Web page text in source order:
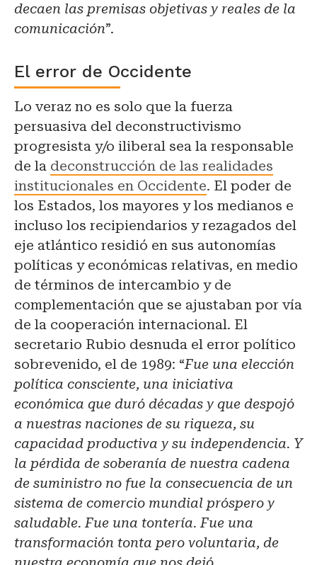
decaen las premisas objetivas y reales de la
comunicación”.
El error de Occidente
Lo veraz no es solo que la fuerza
persuasiva del deconstructivismo
progresista y/o iliberal sea la responsable
de la deconstrucción de las realidades
institucionales en Occidente. El poder de
los Estados, los mayores y los medianos e
incluso los recipiendarios y rezagados del
eje atlántico residió en sus autonomías
políticas y económicas relativas, en medio
de términos de intercambio y de
complementación que se ajustaban por vía
de la cooperación internacional. El
secretario Rubio desnuda el error político
sobrevenido, el de 1989: “Fue una elección
política consciente, una iniciativa
económica que duró décadas y que despojó
a nuestras naciones de su riqueza, su
capacidad productiva y su independencia. Y
la pérdida de soberanía de nuestra cadena
de suministro no fue la consecuencia de un
sistema de comercio mundial próspero y
saludable. Fue una tontería. Fue una
transformación tonta pero voluntaria, de